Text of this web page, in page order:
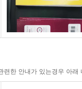
한 안내가 있는경우 아